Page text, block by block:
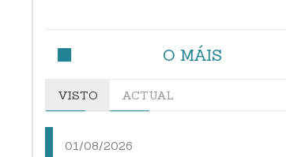
O MÁIS
VISTO ACTUAL
01/08/2026